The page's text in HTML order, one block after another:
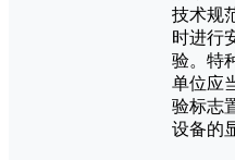
技术规
时进行
验。特
单位应
验标志
设备的